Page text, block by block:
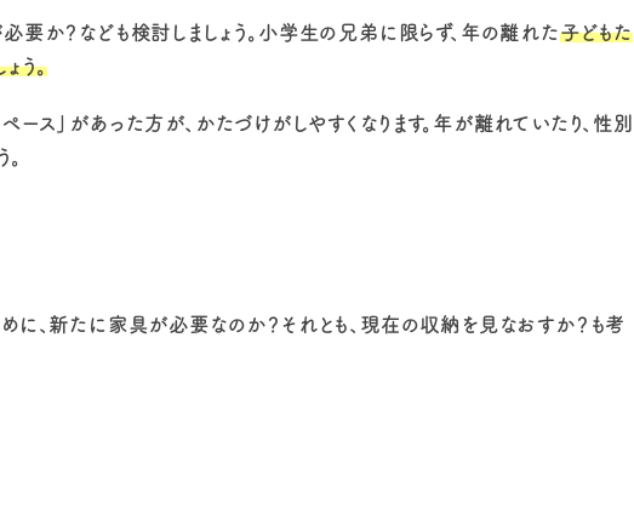
か？なども検討しましょう。小学生の兄弟に限らず、年の離れた子どもた
う。
」があった方が、かたづけがしやすくなります。年が離れていたり、性別
、新たに家具が必要なのか？それとも、現在の収納を見なおすか？も考